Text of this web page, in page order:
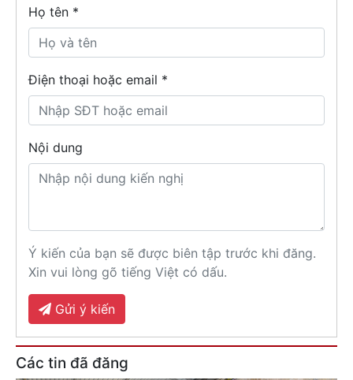
Họ tên *
Điện thoại hoặc email *
Nội dung
Ý kiến của bạn sẽ được biên tập trước khi đăng.
Xin vui lòng gõ tiếng Việt có dấu.
Gửi ý kiến
Các tin đã đăng